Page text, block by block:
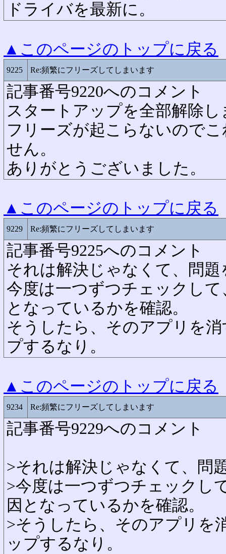
ドライバを最新に。
▲このページのトップに戻る
9225 Re:頻繁にフリーズしてしまいます
記事番号9220へのコメント
スタートアップを全部解除し
フリーズが起こらないので
せん。
ありがとうございました。
▲このページのトップに戻る
9229 Re:頻繁にフリーズしてしまいます
記事番号9225へのコメント
それは解決じゃなくて、問
今度は一つずつチェックし
となっているかを確認。
そうしたら、そのアプリを
プするなり。
▲このページのトップに戻る
9234 Re:頻繁にフリーズしてしまいます
記事番号9229へのコメント
>それは解決じゃなくて、問
>今度は一つずつチェックし
因となっているかを確認。
>そうしたら、そのアプリを
ップするなり。